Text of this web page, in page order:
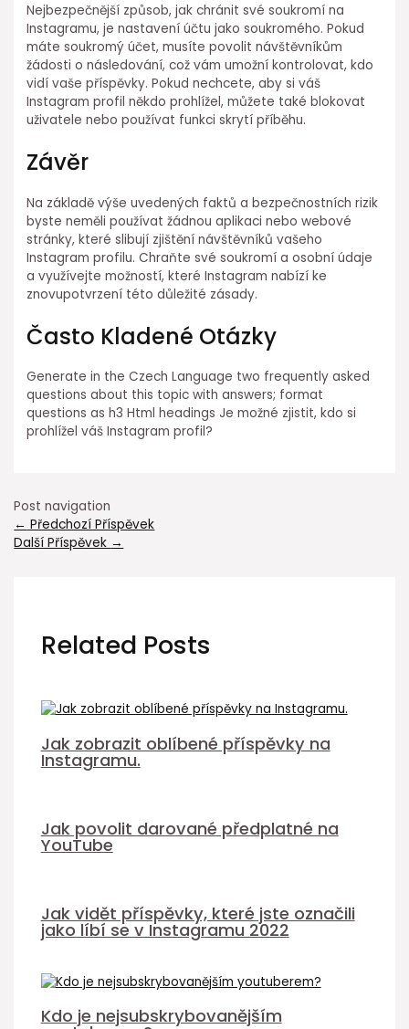
Nejbezpečnější způsob, jak chránit své soukromí na
Instagramu, je nastavení účtu jako soukromého. Pokud
máte soukromý účet, musíte povolit návštěvníkům
žádosti o následování, což vám umožní kontrolovat, kdo
vidí vaše příspěvky. Pokud nechcete, aby si váš
Instagram profil někdo prohlížel, můžete také blokovat
uživatele nebo používat funkci skrytí příběhu.
Závěr
Na základě výše uvedených faktů a bezpečnostních rizik
byste neměli používat žádnou aplikaci nebo webové
stránky, které slibují zjištění návštěvníků vašeho
Instagram profilu. Chraňte své soukromí a osobní údaje
a využívejte možností, které Instagram nabízí ke
znovupotvrzení této důležité zásady.
Často Kladené Otázky
Generate in the Czech Language two frequently asked
questions about this topic with answers; format
questions as h3 Html headings Je možné zjistit, kdo si
prohlížel váš Instagram profil?
Post navigation
← Předchozí Příspěvek
Další Příspěvek →
Related Posts
Jak zobrazit oblíbené příspěvky na
Instagramu.
Jak povolit darované předplatné na
YouTube
Jak vidět příspěvky, které jste označili
jako líbí se v Instagramu 2022
Kdo je nejsubskrybovanějším